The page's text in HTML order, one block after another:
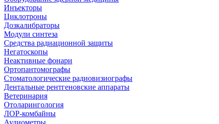
Инъекторы
Циклотроны
Дозкалибраторы
Модули синтеза
Средства радиационной защиты
Негатоскопы
Неактивные фонари
Ортопантомографы
Стоматологические радиовизиографы
Дентальные рентгеновские аппараты
Ветеринария
Отоларингология
ЛОР-комбайны
Аудиометры